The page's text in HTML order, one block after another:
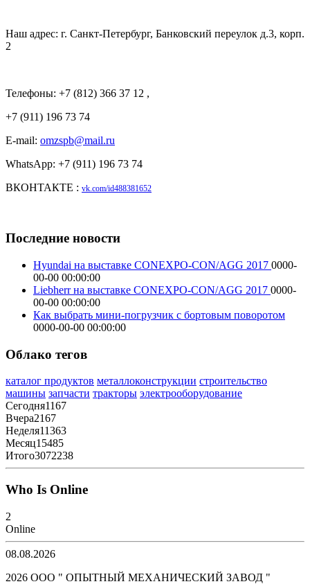
Наш адрес: г. Санкт-Петербург, Банковский переулок д.3, корп.
2
Телефоны: +7 (812) 366 37 12 ,
+7 (911) 196 73 74
E-mail: omzspb@mail.ru
WhatsApp: +7 (911) 196 73 74
ВКОНТАКТЕ : vk.com/id488381652
Последние новости
Hyundai на выставке CONEXPO-CON/AGG 2017 0000-
00-00 00:00:00
Liebherr на выставке CONEXPO-CON/AGG 2017 0000-
00-00 00:00:00
Как выбрать мини-погрузчик с бортовым поворотом
0000-00-00 00:00:00
Облако тегов
каталог продуктов металлоконструкции строительство
машины запчасти тракторы электрооборудование
Сегодня1167
Вчера2167
Неделя11363
Месяц15485
Итого3072238
Who Is Online
2
Online
08.08.2026
2026 ООО " ОПЫТНЫЙ МЕХАНИЧЕСКИЙ ЗАВОД "